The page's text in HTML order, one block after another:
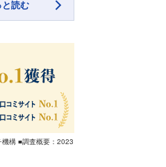
読む
構 ■調査概要：2023